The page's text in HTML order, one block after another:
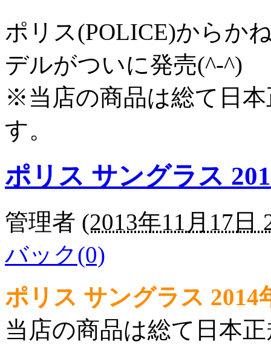
ポリス(POLICE)からか
デルがついに発売(^-^)
※当店の商品は総て日
す。
ポリス サングラス
管理者 (2013年11月17日
バック(0)
ポリス サングラス
当店の商品は総て日本